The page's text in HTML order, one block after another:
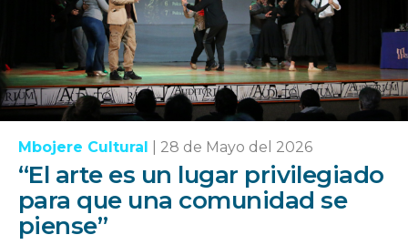
Mbojere Cultural 28 de Mayo del 2026
“El arte es un lugar privilegiado
para que una comunidad se
piense”